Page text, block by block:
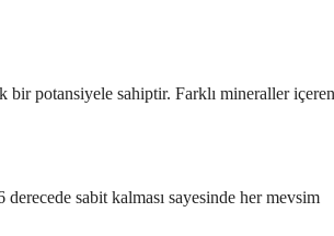
potansiyele sahiptir. Farklı mineraller içeren
sabit kalması sayesinde her mevsim